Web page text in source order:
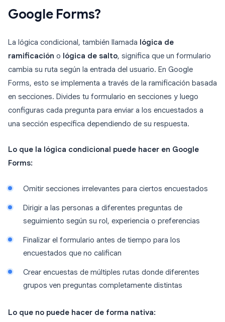
Google Forms?
La lógica condicional, también llamada lógica de
ramificación o lógica de salto, significa que un formulario
cambia su ruta según la entrada del usuario. En Google
Forms, esto se implementa a través de la ramificación basada
en secciones. Divides tu formulario en secciones y luego
configuras cada pregunta para enviar a los encuestados a
una sección específica dependiendo de su respuesta.
Lo que la lógica condicional puede hacer en Google
Forms:
Omitir secciones irrelevantes para ciertos encuestados
Dirigir a las personas a diferentes preguntas de
seguimiento según su rol, experiencia o preferencias
Finalizar el formulario antes de tiempo para los
encuestados que no califican
Crear encuestas de múltiples rutas donde diferentes
grupos ven preguntas completamente distintas
Lo que no puede hacer de forma nativa: